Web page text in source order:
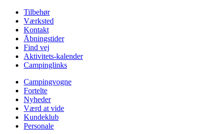
Tilbehør
Værksted
Kontakt
Åbningstider
Find vej
Aktivitets-kalender
Campinglinks
Campingvogne
Fortelte
Nyheder
Værd at vide
Kundeklub
Personale